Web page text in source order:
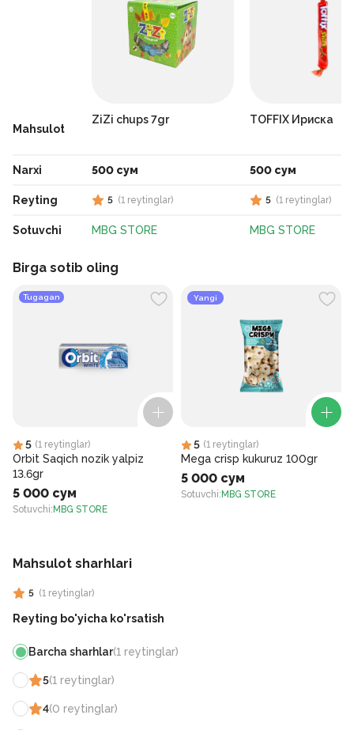
Mahsulot
Narxi
Reyting
Sotuvchi
ZiZi chups 7gr
500 сум
5 (1 reytinglar)
MBG STORE
TOFFIX Ириска
500 сум
5 (1 reytinglar)
MBG STORE
Birga sotib oling
Tugagan
5 (1 reytinglar)
Orbit Saqich nozik yalpiz
13.6gr
5 000 сум
Sotuvchi: MBG STORE
Yangi
5 (1 reytinglar)
Mega crisp kukuruz 100gr
5 000 сум
Sotuvchi: MBG STORE
Mahsulot sharhlari
5 (1 reytinglar)
Reyting bo'yicha ko'rsatish
Barcha sharhlar(1 reytinglar)
5(1 reytinglar)
4(0 reytinglar)